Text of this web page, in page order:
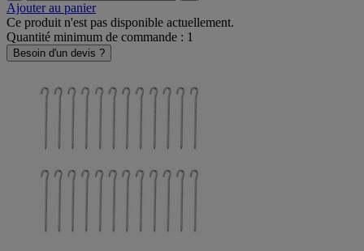
Ajouter au panier
Ce produit n'est pas disponible actuellement.
Quantité minimum de commande : 1
Besoin d'un devis ?